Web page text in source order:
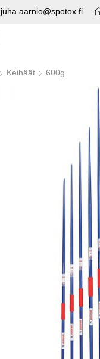
juha.aarnio@spotox.fi
Keihäät 600g